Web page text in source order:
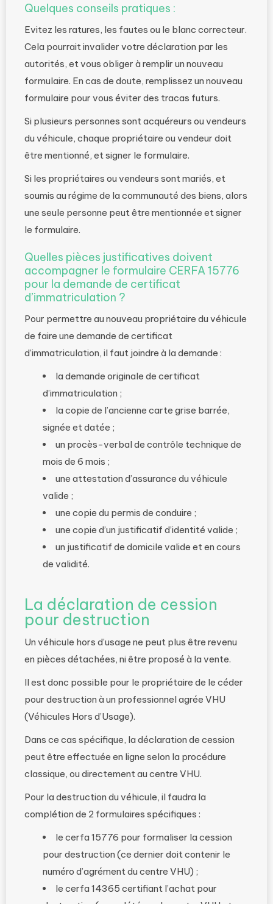
Quelques conseils pratiques :
Evitez les ratures, les fautes ou le blanc correcteur.
Cela pourrait invalider votre déclaration par les
autorités, et vous obliger à remplir un nouveau
formulaire. En cas de doute, remplissez un nouveau
formulaire pour vous éviter des tracas futurs.
Si plusieurs personnes sont acquéreurs ou vendeurs
du véhicule, chaque propriétaire ou vendeur doit
être mentionné, et signer le formulaire.
Si les propriétaires ou vendeurs sont mariés, et
soumis au régime de la communauté des biens, alors
une seule personne peut être mentionnée et signer
le formulaire.
Quelles pièces justificatives doivent
accompagner le formulaire CERFA 15776
pour la demande de certificat
d’immatriculation ?
Pour permettre au nouveau propriétaire du véhicule
de faire une demande de certificat
d’immatriculation, il faut joindre à la demande :
la demande originale de certificat
d’immatriculation ;
la copie de l’ancienne carte grise barrée,
signée et datée ;
un procès-verbal de contrôle technique de
mois de 6 mois ;
une attestation d’assurance du véhicule
valide ;
une copie du permis de conduire ;
une copie d’un justificatif d’identité valide ;
un justificatif de domicile valide et en cours
de validité.
La déclaration de cession
pour destruction
Un véhicule hors d’usage ne peut plus être revenu
en pièces détachées, ni être proposé à la vente.
Il est donc possible pour le propriétaire de le céder
pour destruction à un professionnel agrée VHU
(Véhicules Hors d’Usage).
Dans ce cas spécifique, la déclaration de cession
peut être effectuée en ligne selon la procédure
classique, ou directement au centre VHU.
Pour la destruction du véhicule, il faudra la
complétion de 2 formulaires spécifiques :
le cerfa 15776 pour formaliser la cession
pour destruction (ce dernier doit contenir le
numéro d’agrément du centre VHU) ;
le cerfa 14365 certifiant l’achat pour